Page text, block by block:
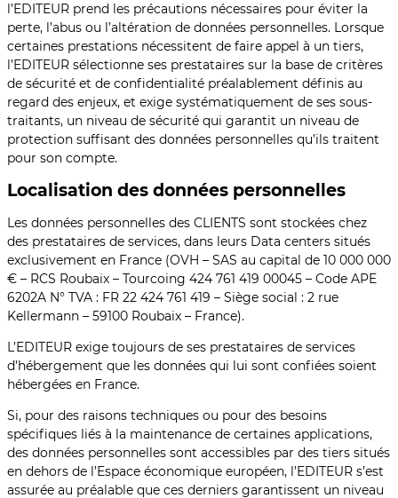
l’EDITEUR prend les précautions nécessaires pour éviter la
perte, l’abus ou l’altération de données personnelles. Lorsque
certaines prestations nécessitent de faire appel à un tiers,
l’EDITEUR sélectionne ses prestataires sur la base de critères
de sécurité et de confidentialité préalablement définis au
regard des enjeux, et exige systématiquement de ses sous-
traitants, un niveau de sécurité qui garantit un niveau de
protection suffisant des données personnelles qu’ils traitent
pour son compte.
Localisation des données personnelles
Les données personnelles des CLIENTS sont stockées chez
des prestataires de services, dans leurs Data centers situés
exclusivement en France (OVH – SAS au capital de 10 000 000
€ – RCS Roubaix – Tourcoing 424 761 419 00045 – Code APE
6202A N° TVA : FR 22 424 761 419 – Siège social : 2 rue
Kellermann – 59100 Roubaix – France).
L’EDITEUR exige toujours de ses prestataires de services
d’hébergement que les données qui lui sont confiées soient
hébergées en France.
Si, pour des raisons techniques ou pour des besoins
spécifiques liés à la maintenance de certaines applications,
des données personnelles sont accessibles par des tiers situés
en dehors de l’Espace économique européen, l’EDITEUR s’est
assurée au préalable que ces derniers garantissent un niveau